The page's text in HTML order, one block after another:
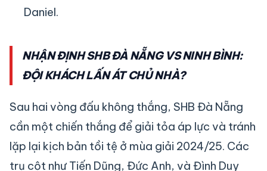
Daniel.
NHẬN ĐỊNH SHB ĐÀ NẴNG VS NINH BÌNH:
ĐỘI KHÁCH LẤN ÁT CHỦ NHÀ?
Sau hai vòng đấu không thắng, SHB Đà Nẵng
cần một chiến thắng để giải tỏa áp lực và tránh
lặp lại kịch bản tồi tệ ở mùa giải 2024/25. Các
trụ cột như Tiến Dũng, Đức Anh, và Đình Duy